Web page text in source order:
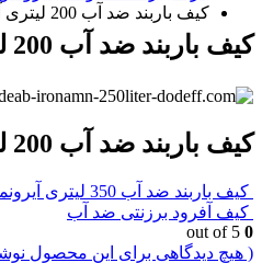
کیف باربند ضد آب 200 لیتری آیرونمن
کیف باربند ضد آب 200 لیتری آیرونمن
کیف باربند ضد آب 200 لیتری آیرونمن
کیف باربند ضد آب 350 لیتری آیرونمن
کیف آفرود برزنتی ضد آب
0
( هیچ دیدگاهی برای این محصول